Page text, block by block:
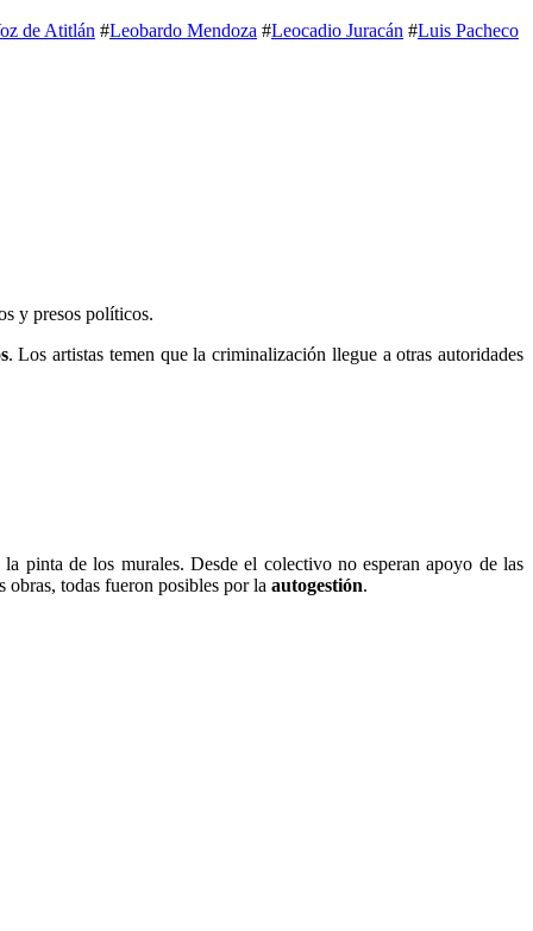
de Atitlán #Leobardo Mendoza #Leocadio Juracán #Luis Pacheco
y presos políticos.
. Los artistas temen que la criminalización llegue a otras autoridades
pinta de los murales. Desde el colectivo no esperan apoyo de las
obras, todas fueron posibles por la autogestión.